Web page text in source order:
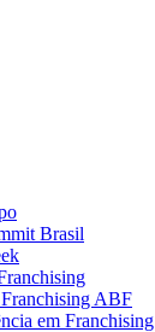
Brasil
ABF
em Franchising